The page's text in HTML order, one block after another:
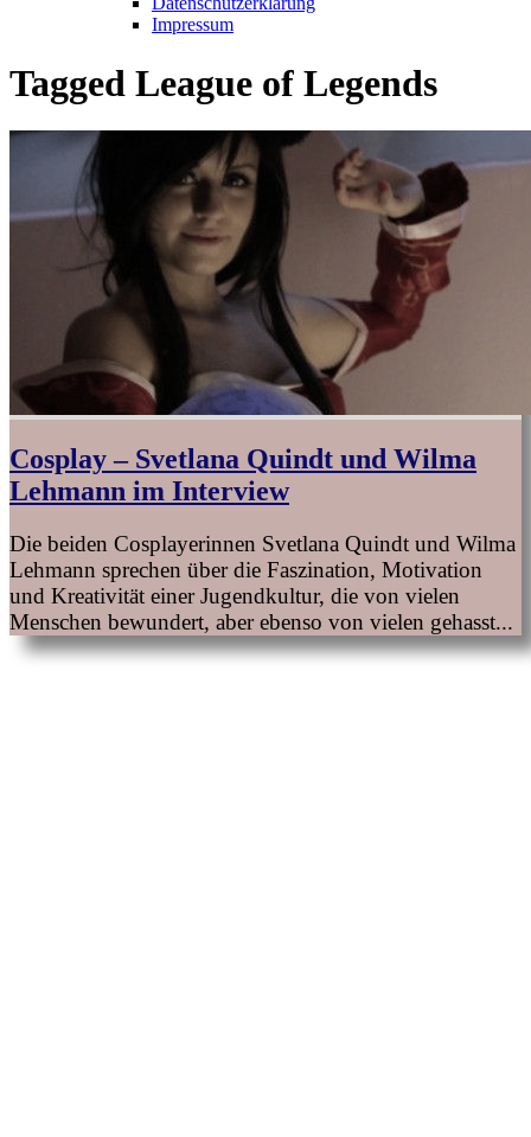
Impressum
Tagged League of Legends
Cosplay – Svetlana Quindt und Wilma
Lehmann im Interview
Die beiden Cosplayerinnen Svetlana Quindt und Wilma
Lehmann sprechen über die Faszination, Motivation
und Kreativität einer Jugendkultur, die von vielen
Menschen bewundert, aber ebenso von vielen gehasst...